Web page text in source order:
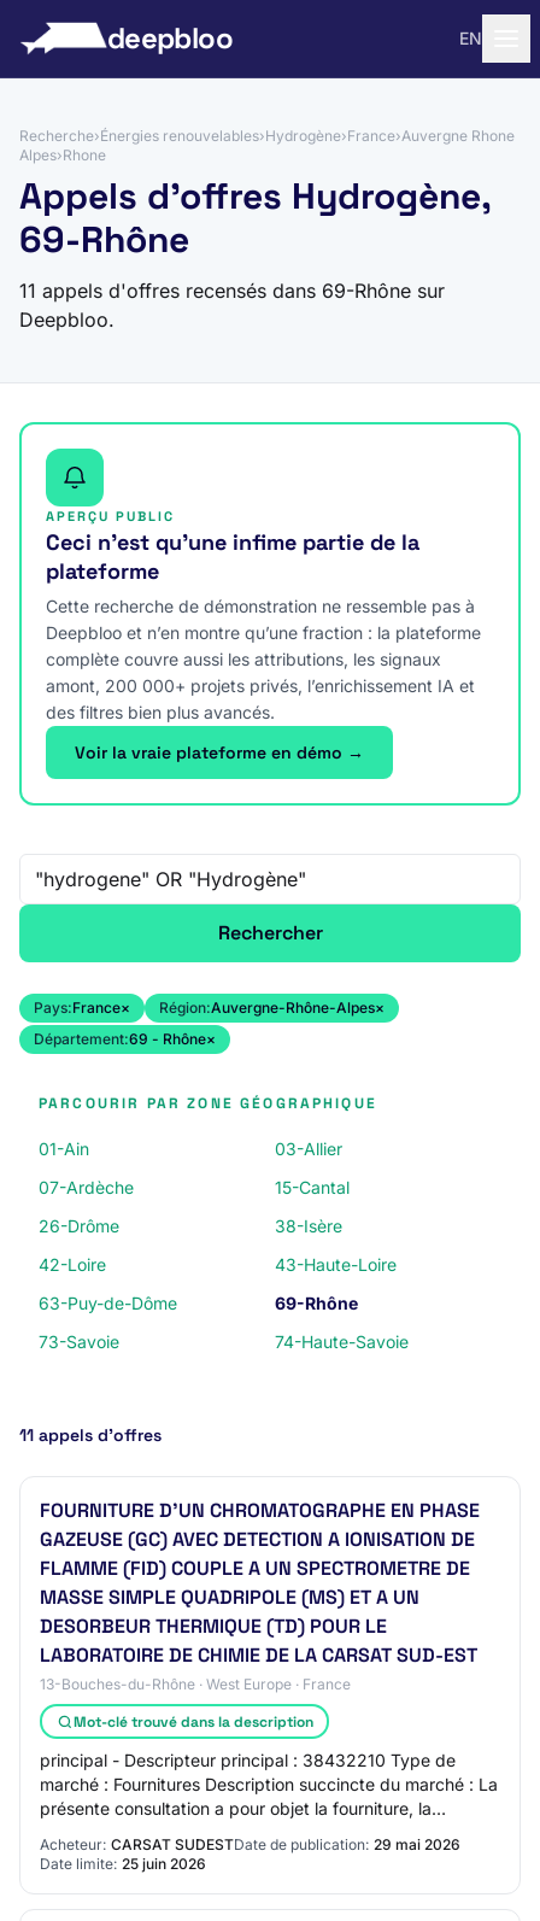
deepbloo EN
Recherche›Énergies renouvelables›Hydrogène›France›Auvergne Rhone
Alpes›Rhone
Appels d'offres Hydrogène,
69-Rhône
11 appels d'offres recensés dans 69-Rhône sur
Deepbloo.
APERÇU PUBLIC
Ceci n’est qu’une infime partie de la
plateforme
Cette recherche de démonstration ne ressemble pas à
Deepbloo et n’en montre qu’une fraction : la plateforme
complète couvre aussi les attributions, les signaux
amont, 200 000+ projets privés, l’enrichissement IA et
des filtres bien plus avancés.
Voir la vraie plateforme en démo →
Recherche libre
Rechercher
Pays:France× Région:Auvergne-Rhône-Alpes×
Département:69 - Rhône×
PARCOURIR PAR ZONE GÉOGRAPHIQUE
01-Ain
03-Allier
07-Ardèche
15-Cantal
26-Drôme
38-Isère
42-Loire
43-Haute-Loire
63-Puy-de-Dôme
69-Rhône
73-Savoie
74-Haute-Savoie
11 appels d’offres
FOURNITURE D'UN CHROMATOGRAPHE EN PHASE
GAZEUSE (GC) AVEC DETECTION A IONISATION DE
FLAMME (FID) COUPLE A UN SPECTROMETRE DE
MASSE SIMPLE QUADRIPOLE (MS) ET A UN
DESORBEUR THERMIQUE (TD) POUR LE
LABORATOIRE DE CHIMIE DE LA CARSAT SUD-EST
13-Bouches-du-Rhône · West Europe · France
Mot-clé trouvé dans la description
principal - Descripteur principal : 38432210 Type de
marché : Fournitures Description succincte du marché : La
présente consultation a pour objet la fourniture, la
Acheteur: CARSAT SUDESTDate de publication: 29 mai 2026
Date limite: 25 juin 2026